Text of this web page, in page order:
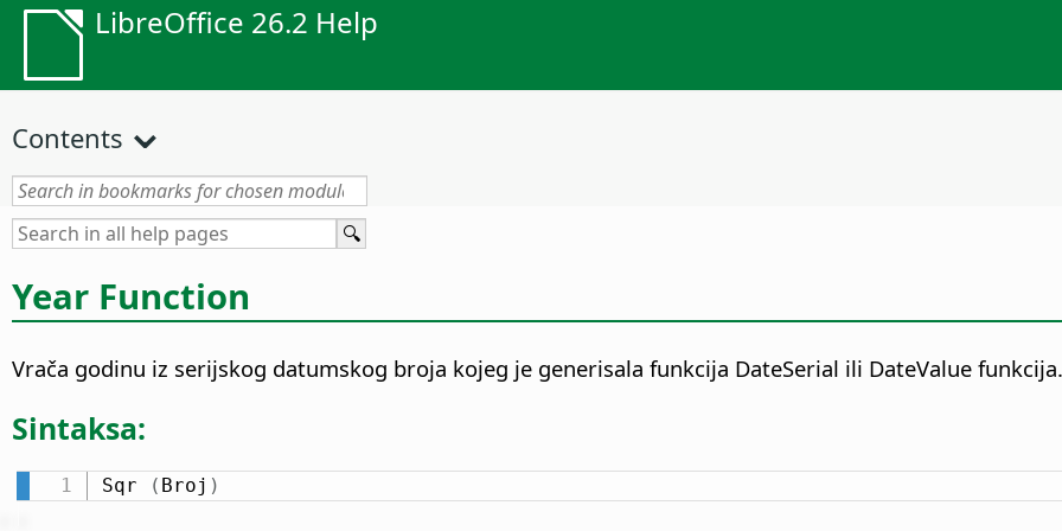
LibreOffice 26.2 Help
Contents
Year Function
Vrača godinu iz serijskog datumskog broja kojeg je generisala funkcija DateSerial ili DateValue funkcija.
Sintaksa:
Sqr ( Broj )